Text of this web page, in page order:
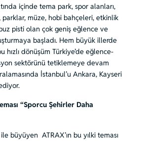
içinde tema park, spor alanları,
parklar, müze, hobi bahçeleri, etkinlik
pisti olan çok geniş eğlence ve
başladı. Hem büyük illerde
hızlı dönüşüm Türkiye’de eğlence-
sektörünü tetiklemeye devam
İstanbul’u Ankara, Kayseri
“Sporcu Şehirler Daha
büyüyen ATRAX’ın bu yılki teması